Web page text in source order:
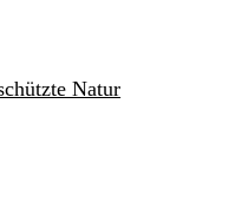
Natur